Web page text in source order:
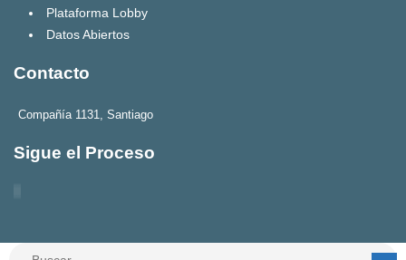
Plataforma Lobby
Datos Abiertos
Contacto
Compañía 1131, Santiago
Sigue el Proceso